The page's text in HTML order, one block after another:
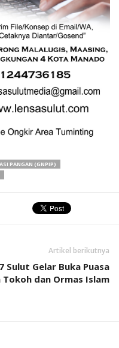
PANGAN (GNPIP)
Artikel berikutnya
Sulut Gelar Buka Puasa
Tokoh dan Ormas Islam